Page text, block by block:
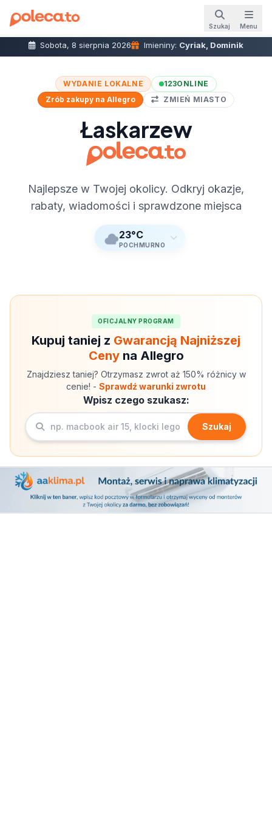
Szukaj Menu
Sobota, 8 sierpnia 2026 Imieniny: Cyriak, Dominik
WYDANIE LOKALNE 123ONLINE
Zrób zakupy na Allegro
ZMIEŃ MIASTO
Łaskarzew
Najlepsze w Twojej okolicy. Odkryj okazje,
rabaty, wiadomości i sprawdzone miejsca
23°C
POCHMURNO
OFICJALNY PROGRAM
Kupuj taniej z Gwarancją Najniższej
Cenyna Allegro
Znajdziesz taniej? Otrzymasz zwrot aż 150% różnicy w
cenie! - Sprawdź warunki zwrotu
Wpisz czego szukasz:
Szukaj